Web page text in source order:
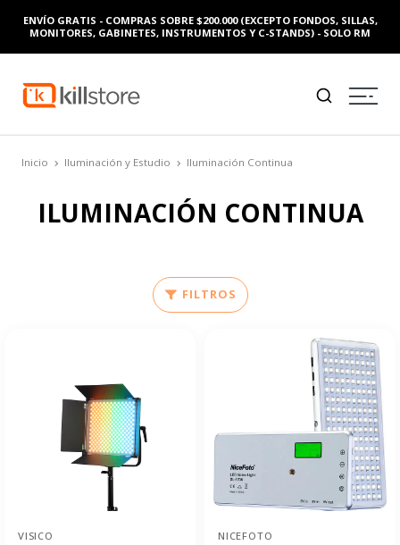
ENVÍO GRATIS - COMPRAS SOBRE $200.000 (EXCEPTO FONDOS, SILLAS,
MONITORES, GABINETES, INSTRUMENTOS Y C-STANDS) - SOLO RM
Inicio Iluminación y Estudio Iluminación Continua
ILUMINACIÓN CONTINUA
FILTROS
VISICO NICEFOTO